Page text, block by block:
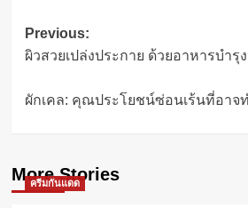
Post
navigation
Previous:
ผิวสวยเปล่งประกาย ด้วยอาหารบำรุ
ผักเคล: คุณประโยชน์ซ่อนเร้นที่อาจ
More Stories
ครีมกันแดด